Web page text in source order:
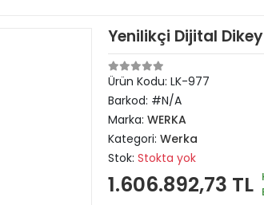
Yenilikçi Dijital
Ürün Kodu: LK-977
Barkod: #N/A
Marka: WERKA
Kategori: Werka
Stok: Stokta yok
1.606.892,73 TL